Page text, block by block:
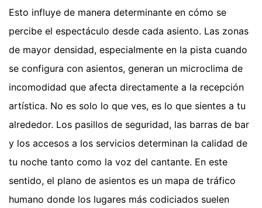
Esto influye de manera determinante en cómo se
percibe el espectáculo desde cada asiento. Las zonas
de mayor densidad, especialmente en la pista cuando
se configura con asientos, generan un microclima de
incomodidad que afecta directamente a la recepción
artística. No es solo lo que ves, es lo que sientes a tu
alrededor. Los pasillos de seguridad, las barras de bar
y los accesos a los servicios determinan la calidad de
tu noche tanto como la voz del cantante. En este
sentido, el plano de asientos es un mapa de tráfico
humano donde los lugares más codiciados suelen